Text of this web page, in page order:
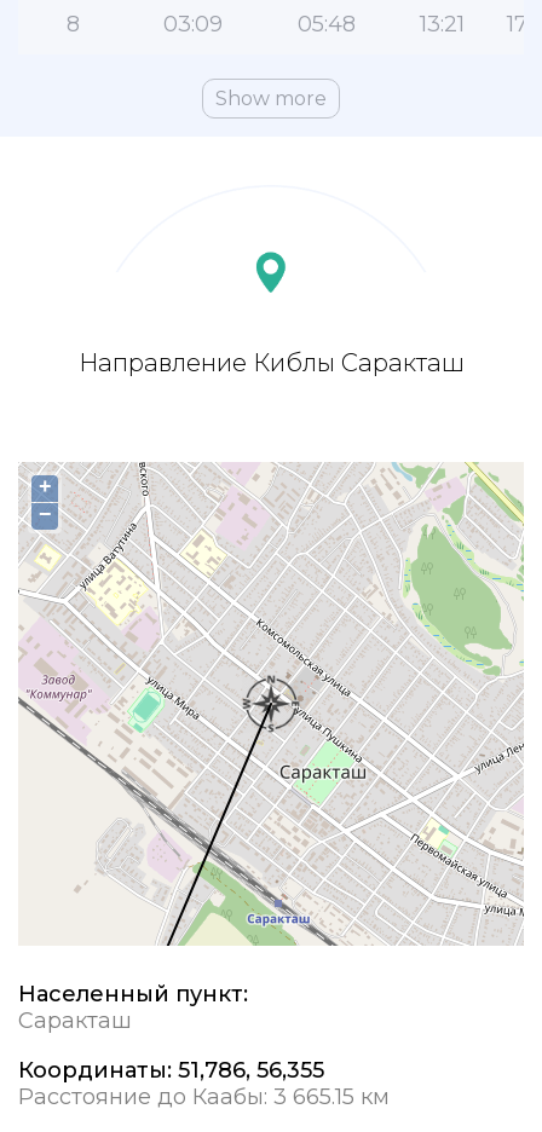
8 03:09 05:48 13:21
Show more
Направление Киблы Саракташ
+
−
Населенный пункт:
Саракташ
Координаты: 51,786, 56,355
Расстояние до Каабы: 3 665.15 км